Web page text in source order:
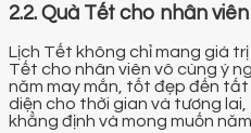
2.2. Quà Tết cho nhân
Lịch Tết không chỉ mang giá
Tết cho nhân viên vô cùng ý
năm may mắn, tốt đẹp đến tất
diện cho thời gian và tương
khẳng định và mong muốn